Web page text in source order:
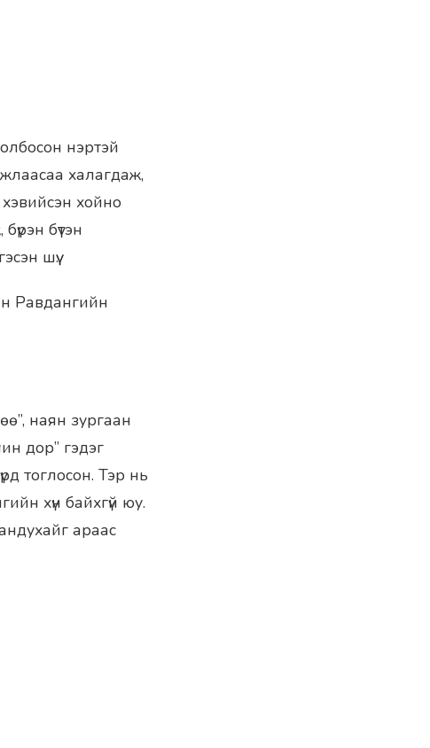
нэртэй
халагдаж,
хойно
бүтэн
шүү.
Равдангийн
наян зургаан
дор” гэдэг
тоглосон. Тэр нь
хүн байхгүй юу.
араас